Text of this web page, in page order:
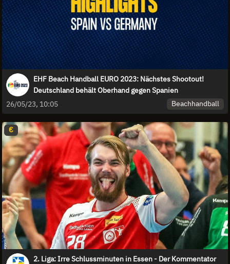
EHF Beach Handball EURO 2023: Nächstes Shootout!
Deutschland behält Oberhand gegen Spanien
26/05/23, 10:05
Beachhandball
€
2. Liga: Irre Schlussminuten in Essen - Der Kommentator